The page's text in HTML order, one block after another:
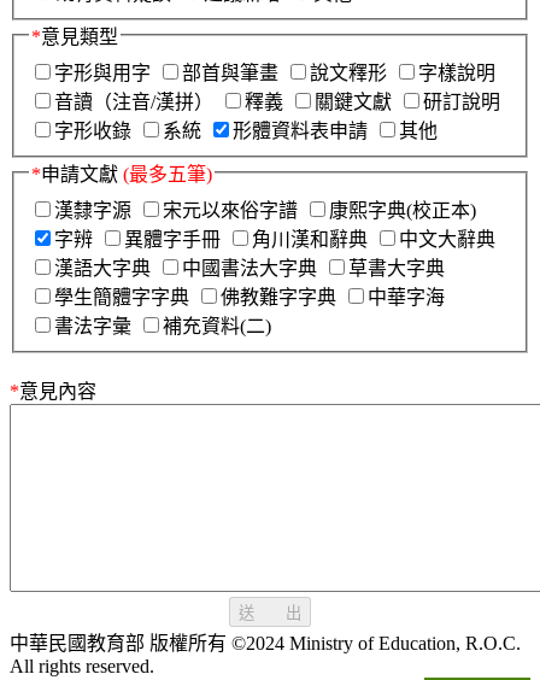
*意見類型
字形與用字
部首與筆畫 說文釋形
字樣說明
音讀（注音/漢拼）
釋義 關鍵文獻
研訂說明
字形收錄
系統 形體資料表申請 其他
*申請文獻 (最多五筆)
漢隸字源
宋元以來俗字譜
康熙字典(校正本)
字辨
異體字手冊 角川漢和辭典
中文大辭典
漢語大字典
中國書法大字典
草書大字典
學生簡體字字典
佛教難字字典
中華字海
書法字彙
補充資料(二)
*意見內容
送 出
中華民國教育部 版權所有 ©2024 Ministry of Education, R.O.C.
All rights reserved.